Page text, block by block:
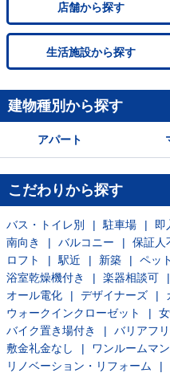
店舗から探す
生活施設から探す
建物種別から探す
アパート
こだわりから探す
バス・トイレ別 駐車場 即
南向き
バルコニー 保証人
ロフト
駅近 新築 ペッ
浴室乾燥機付き
楽器相談可
オール電化
デザイナーズ
ウォークインクローゼット
バイク置き場付き
バリアフ
敷金礼金なし
ワンルームマ
リノベーション・リフォーム